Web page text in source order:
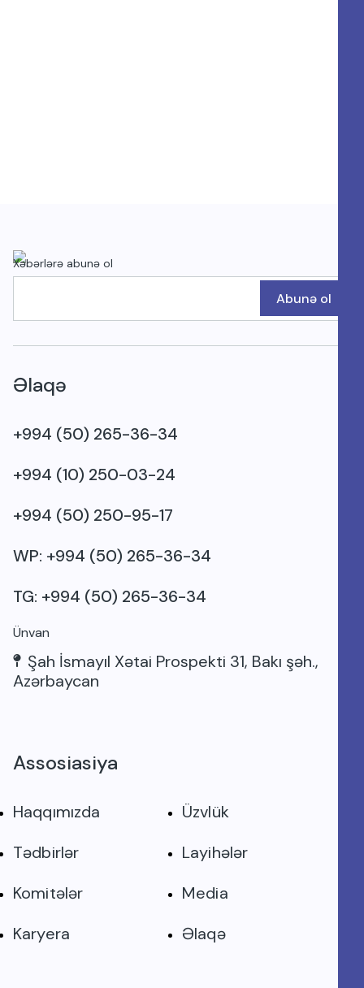
Xəbərlərə abunə ol
Abunə ol
Əlaqə
+994 (50) 265-36-34
+994 (10) 250-03-24
+994 (50) 250-95-17
WP: +994 (50) 265-36-34
TG: +994 (50) 265-36-34
Ünvan
Şah İsmayıl Xətai Prospekti 31, Bakı şəh.,
Azərbaycan
Assosiasiya
Haqqımızda
Üzvlük
Tədbirlər
Layihələr
Komitələr
Media
Karyera
Əlaqə